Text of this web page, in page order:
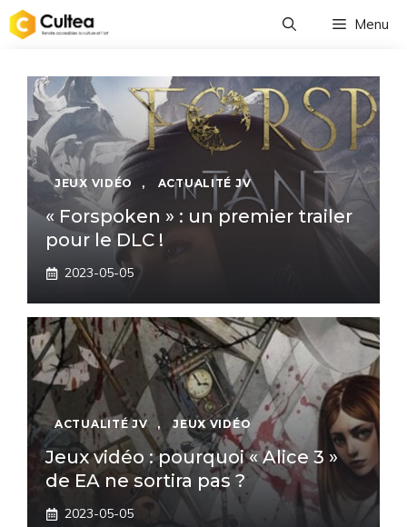
Aller
au
Menu
JEUX VIDÉO , ACTUALITÉ JV
« Forspoken » : un premier trailer
pour le DLC !
2023-05-05
ACTUALITÉ JV , JEUX VIDÉO
Jeux vidéo : pourquoi « Alice 3 »
de EA ne sortira pas ?
2023-05-05